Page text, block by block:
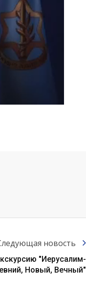
новость
"Иерусалим-
Новый, Вечный"